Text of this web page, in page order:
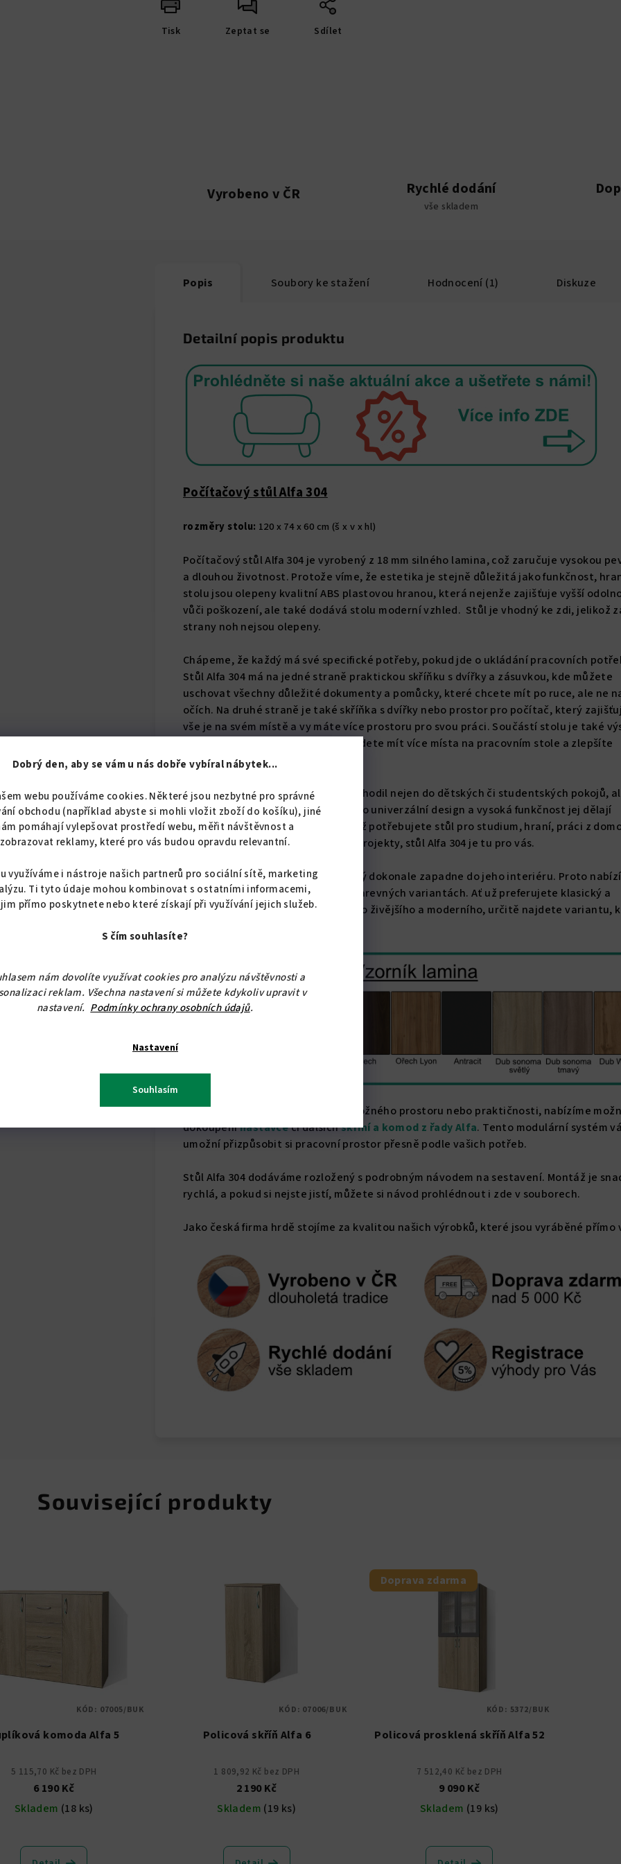
Dobrý den, aby se vám u nás dobře vybíral nábytek...
webu používáme cookies. Některé jsou nezbytné pro správné
obchodu (například abyste si mohli vložit zboží do košíku), jiné
pomáhají vylepšovat prostředí webu, měřit návštěvnost a
zobrazovat reklamy, které pro vás budou opravdu relevantní.
využíváme i nástroje našich partnerů pro sociální sítě, marketing
Ti tyto údaje mohou kombinovat s ostatními informacemi,
přímo poskytnete nebo které získají při využívání jejich služeb.
S čím souhlasíte?
nám dovolíte využívat cookies pro analýzu návštěvnosti a
reklam. Všechna nastavení si můžete kdykoliv upravit v
nastavení. Podmínky ochrany osobních údajů.
Nastavení
Souhlasím
Tisk Zeptat se Sdílet
Vyrobeno v ČR Rychlé dodání
vše skladem
Popis Soubory ke stažení Hodnocení (1) Diskuze
Detailní popis produktu
Počítačový stůl Alfa 304
rozměry stolu: 120 x 74 x 60 cm (š x v x hl)
Počítačový stůl Alfa 304 je vyrobený z 18 mm silného lamina, což zaručuje vysokou
a dlouhou životnost. Protože víme, že estetika je stejně důležitá jako funkčnost,
stolu jsou olepeny kvalitní ABS plastovou hranou, která nejenže zajišťuje vyšší
vůči poškození, ale také dodává stolu moderní vzhled. Stůl je vhodný ke zdi, jelikož
strany noh nejsou olepeny.
Chápeme, že každý má své specifické potřeby, pokud jde o ukládání pracovních
Stůl Alfa 304 má na jedné straně praktickou skříňku s dvířky a zásuvkou, kde můžete
uschovat všechny důležité dokumenty a pomůcky, které chcete mít po ruce, ale ne
očích. Na druhé straně je také skříňka s dvířky nebo prostor pro počítač, který
vše je na svém místě a vy máte více prostoru pro svou práci. Součástí stolu je také
plocha na klávesnici, díky které budete mít více místa na pracovním stole a zlepšíte
ergonomii svého pracovního místa.
Stůl Alfa 304 je navržen tak, aby se hodil nejen do dětských či studentských pokojů,
také do pracovny či kanceláře. Jeho univerzální design a vysoká funkčnost jej dělají
ideálním pro každou místnost. Ať už potřebujete stůl pro studium, hraní, práci z
nebo jen místo pro vaše kreativní projekty, stůl Alfa 304 je tu pro vás.
Chceme, aby každý našel stůl, který dokonale zapadne do jeho interiéru. Proto
Počítačový stůl Alfa 303 v mnoha barevných variantách. Ať už preferujete klasický a
elegantní vzhled, nebo chcete něco živějšího a moderního, určitě najdete variantu,
Pro ty, kteří potřebují ještě více úložného prostoru nebo praktičnosti, nabízíme
dokoupenínástavceči dalšíchskříní a komod z řady Alfa. Tento modulární systém
umožní přizpůsobit si pracovní prostor přesně podle vašich potřeb.
Stůl Alfa 304 dodáváme rozložený s podrobným návodem na sestavení. Montáž je
rychlá, a pokud si nejste jistí, můžete si návod prohlédnout i zde v souborech.
Jako česká firma hrdě stojíme za kvalitou našich výrobků, které jsou vyráběné přímo
Související produkty
komoda Alfa 5
5 115,70 Kč bez DPH
6 190 Kč
Skladem (18 ks)
hodnocení
KÓD: 07005/BUK
Policová skříň Alfa 6
1 809,92 Kč bez DPH
2 190 Kč
Skladem (19 ks)
hodnocení
KÓD: 07006/BUK
Doprava zdarma
Policová prosklená skříň Alfa 52
7 512,40 Kč bez DPH
9 090 Kč
Skladem (19 ks)
KÓD: 5372/BUK